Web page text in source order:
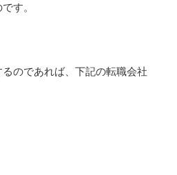
す。
のであれば、下記の転職会社